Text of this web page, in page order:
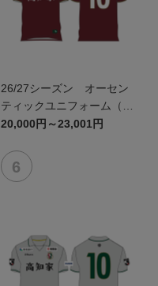
26/27シーズン オーセン
ティックユニフォーム（FP
1st）
20,000円～23,001円